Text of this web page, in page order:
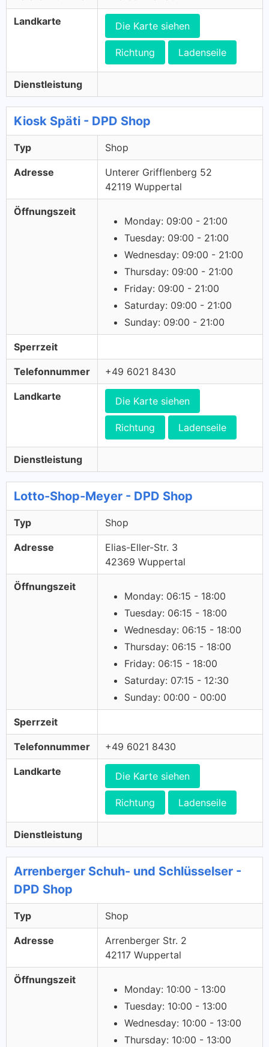
Landkarte Die Karte siehen
Richtung Ladenseile
Dienstleistung
Kiosk Späti - DPD Shop
Typ Shop
Adresse
Unterer Grifflenberg 52
42119 Wuppertal
Öffnungszeit
Monday: 09:00 - 21:00
Tuesday: 09:00 - 21:00
Wednesday: 09:00 - 21:00
Thursday: 09:00 - 21:00
Friday: 09:00 - 21:00
Saturday: 09:00 - 21:00
Sunday: 09:00 - 21:00
Sperrzeit
Telefonnummer +49 6021 8430
Landkarte Die Karte siehen
Richtung Ladenseile
Dienstleistung
Lotto-Shop-Meyer - DPD Shop
Typ Shop
Adresse
Elias-Eller-Str. 3
42369 Wuppertal
Öffnungszeit
Monday: 06:15 - 18:00
Tuesday: 06:15 - 18:00
Wednesday: 06:15 - 18:00
Thursday: 06:15 - 18:00
Friday: 06:15 - 18:00
Saturday: 07:15 - 12:30
Sunday: 00:00 - 00:00
Sperrzeit
Telefonnummer +49 6021 8430
Landkarte Die Karte siehen
Richtung Ladenseile
Dienstleistung
Arrenberger Schuh- und Schlüsselser -
DPD Shop
Typ Shop
Adresse
Arrenberger Str. 2
42117 Wuppertal
Öffnungszeit
Monday: 10:00 - 13:00
Tuesday: 10:00 - 13:00
Wednesday: 10:00 - 13:00
Thursday: 10:00 - 13:00